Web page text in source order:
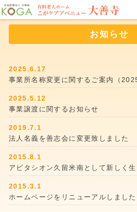
お知らせ
2025.6.17
事業所名称変更に関するご案内（
2025.5.12
事業譲渡に関するお知らせ
2019.7.1
法人名義を善志会に変更致しました
2015.8.1
アビタシオン久留米南として新しく
2015.3.1
ホームページをリニューアルしました